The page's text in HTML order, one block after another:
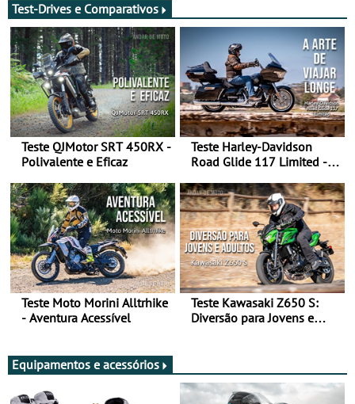
Test-Drives e Comparativos
Teste QJMotor SRT 450RX -
Polivalente e Eficaz
Teste Harley-Davidson
Road Glide 117 Limited - A
Teste Moto Morini Alltrhike
- Aventura Acessível
Teste Kawasaki Z650 S:
Diversão para Jovens e
Equipamentos e acessórios